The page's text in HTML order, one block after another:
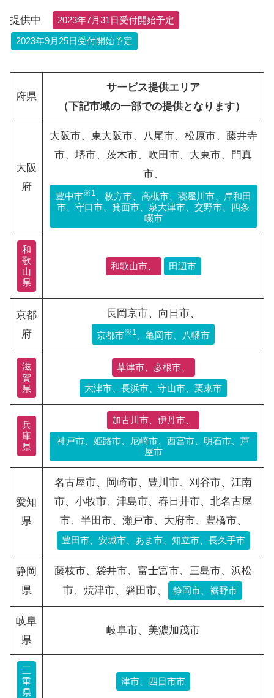
提供中
2023年7月31日受付開始予定
2023年9月25日受付開始予定
府県
サービス提供エリア
（下記市域の一部での提供となります）
大阪
府
大阪市、東大阪市、八尾市、松原市、藤井寺
市、堺市、茨木市、吹田市、大東市、門真
市、
豊中市※1、枚方市、高槻市、寝屋川市、岸和田
市、守口市、箕面市、泉大津市、交野市、四条
畷市
和
歌
山
県
和歌山市、 田辺市
京都
府
長岡京市、向日市、
京都市※1 、亀岡市、八幡市
滋
賀
県
草津市、彦根市、
大津市、長浜市、守山市、栗東市
兵
庫
県
加古川市、伊丹市、
神戸市、姫路市、尼崎市、西宮市、明石市、芦
屋市
愛知
県
名古屋市、岡崎市、豊川市、刈谷市、江南
市、小牧市、津島市、春日井市、北名古屋
市、半田市、瀬戸市、大府市、豊橋市、
豊田市、安城市、あま市、知立市、長久手市
静岡
県
藤枝市、袋井市、富士宮市、三島市、浜松
市、焼津市、磐田市、
静岡市、裾野市
岐阜
県
岐阜市、美濃加茂市
三
重
県
津市、四日市市